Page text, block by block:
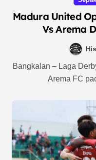
Madura United
Vs Arema
Bangkalan – Laga Derby Jatim antara Madura United vs
Arema FC